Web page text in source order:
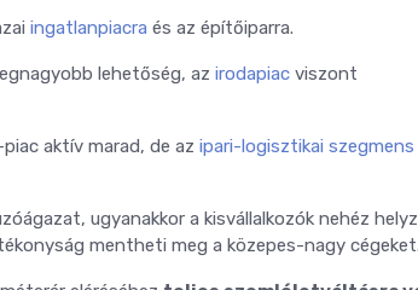
ingatlanpiacra és az építőiparra.
lehetőség, az irodapiac viszont
aktív marad, de az ipari-logisztikai szegmens
ugyanakkor a kisvállalkozók nehéz
mentheti meg a közepes-nagy